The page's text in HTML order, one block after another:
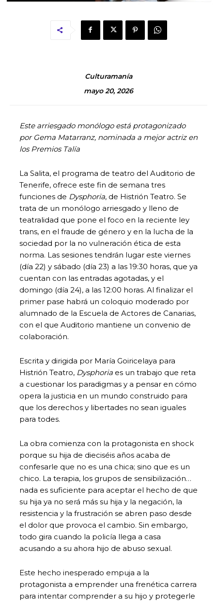
Culturamanía
mayo 20, 2026
Este arriesgado monólogo está protagonizado
por Gema Matarranz, nominada a mejor actriz en
los Premios Talía
La Salita, el programa de teatro del Auditorio de
Tenerife, ofrece este fin de semana tres
funciones de Dysphoria, de Histrión Teatro. Se
trata de un monólogo arriesgado y lleno de
teatralidad que pone el foco en la reciente ley
trans, en el fraude de género y en la lucha de la
sociedad por la no vulneración ética de esta
norma. Las sesiones tendrán lugar este viernes
(día 22) y sábado (día 23) a las 19:30 horas, que ya
cuentan con las entradas agotadas, y el
domingo (día 24), a las 12:00 horas. Al finalizar el
primer pase habrá un coloquio moderado por
alumnado de la Escuela de Actores de Canarias,
con el que Auditorio mantiene un convenio de
colaboración.
Escrita y dirigida por María Goiricelaya para
Histrión Teatro, Dysphoria es un trabajo que reta
a cuestionar los paradigmas y a pensar en cómo
opera la justicia en un mundo construido para
que los derechos y libertades no sean iguales
para todes.
La obra comienza con la protagonista en shock
porque su hija de dieciséis años acaba de
confesarle que no es una chica; sino que es un
chico. La terapia, los grupos de sensibilización…
nada es suficiente para aceptar el hecho de que
su hija ya no será más su hija y la negación, la
resistencia y la frustración se abren paso desde
el dolor que provoca el cambio. Sin embargo,
todo gira cuando la policía llega a casa
acusando a su ahora hijo de abuso sexual.
Este hecho inesperado empuja a la
protagonista a emprender una frenética carrera
para intentar comprender a su hijo y protegerle